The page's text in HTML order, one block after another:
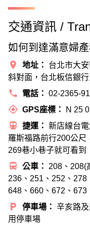
交通資訊 /
如何到達滿意婦
place 地址：
台北市大
斜對面，台北板信銀
local_phone 電話： 02-2365-
gps_fixed GPS座標： N 25
directions_subway 捷運： 新店線台
羅斯福路前行200公尺
269巷小巷子就可看到
directions_bus 公車：
208、208(
236、251、252、278
648、660、672、673
local_parking 停車場： 辛亥路
用停車場